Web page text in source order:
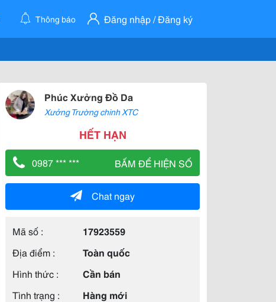
Thông báo Đăng nhập / Đăng ký
Phúc Xưởng Đồ Da
Xưởng Trường chinh XTC
HẾT HẠN
0987 *** *** BẤM ĐỂ HIỆN SỐ
Chat ngay
Mã số :
17923559
Địa điểm :
Toàn quốc
Hình thức :
Cần bán
Tình trạng :
Hàng mới